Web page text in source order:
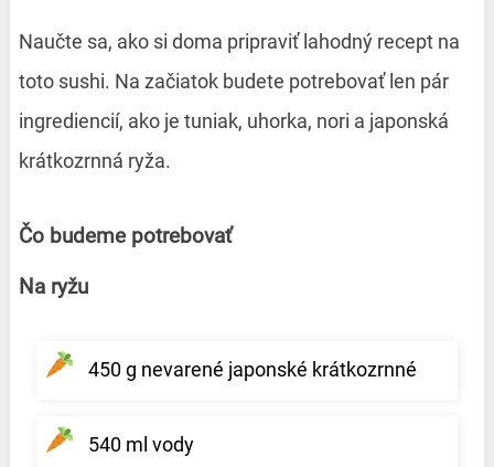
Naučte sa, ako si doma pripraviť lahodný recept na
toto sushi. Na začiatok budete potrebovať len pár
ingrediencií, ako je tuniak, uhorka, nori a japonská
krátkozrnná ryža.
Čo budeme potrebovať
Na ryžu
450 g nevarené japonské krátkozrnné
540 ml vody